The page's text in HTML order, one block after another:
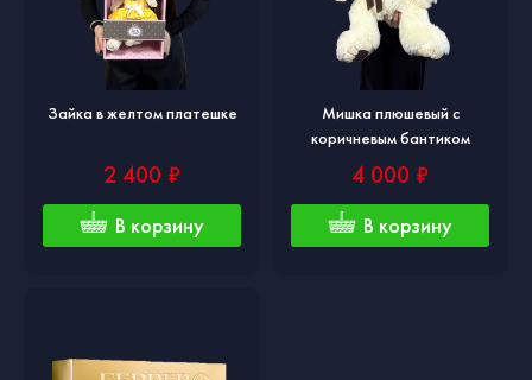
Зайка в желтом платешке
2 400 ₽
В корзину
Мишка плюшевый с
коричневым бантиком
4 000 ₽
В корзину